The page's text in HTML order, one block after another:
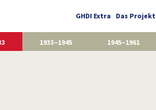
GHDI Extra Das Projekt
1933–1945 1945–1961